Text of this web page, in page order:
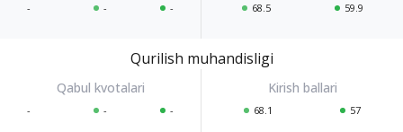
- - - 68.5 59.9
Qurilish muhandisligi
- - - 68.1 57